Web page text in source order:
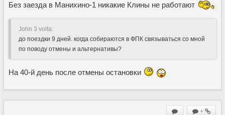
Без заезда в Манихино-1 никакие Клины не работают
John 3 volta:
до поездки 9 дней. когда собираются в ФПК связываться со мной
по поводу отмены и альтернативы?
На 40-й день после отмены остановки
+